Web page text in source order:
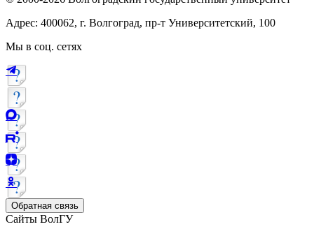
Адрес: 400062, г. Волгоград, пр-т Университетский, 100
Мы в соц. сетях
Обратная связь
Сайты ВолГУ